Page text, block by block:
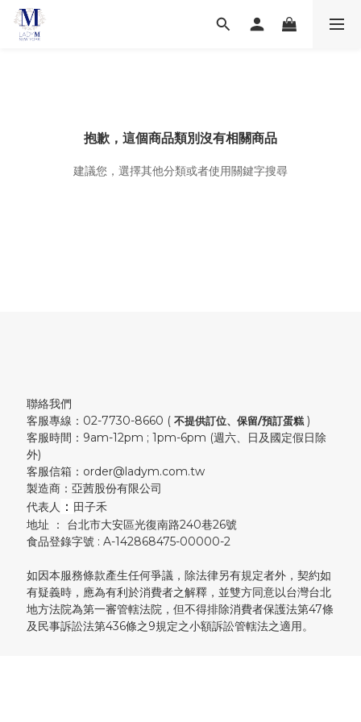
抱歉，這個商品類別沒有相關商品
建議您，選擇其他分類或者使用關鍵字搜尋
聯絡我們
客服專線：02-7730-8660 ( 不提供訂位、保留/預訂蛋糕 )
客服時間：9am-12pm ; 1pm-6pm (週六、日及國定假日除
外)
客服信箱：order@ladym.com.tw
製造商：亞茜股份有限公司
代表人 ： 田子禾
地址 ： 台北市大安區光復南路240巷26號
食品登錄字號 : A-142868475-00000-2
如因本服務條款產生任何爭議，除法律另有規定者外，契約如
有疑義時，應為有利於消費者之解釋，並雙方同意以台灣台北
地方法院為第一審管轄法院，但不得排除消費者保護法第47條
及民事訴訟法第436條之9規定之小額訴訟管轄法之適用。